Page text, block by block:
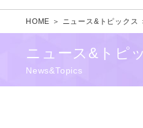
HOME ＞ ニュース&トピックス
ニュース&トピ
News&Topics